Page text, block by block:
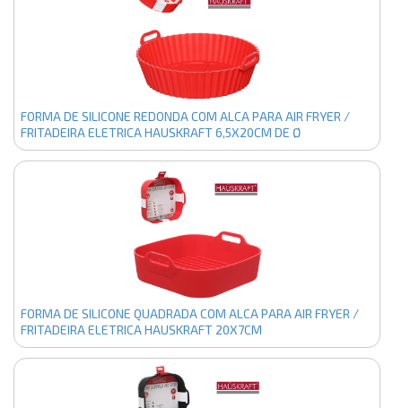
FORMA DE SILICONE REDONDA COM ALCA PARA AIR FRYER /
FRITADEIRA ELETRICA HAUSKRAFT 6,5X20CM DE Ø
FORMA DE SILICONE QUADRADA COM ALCA PARA AIR FRYER /
FRITADEIRA ELETRICA HAUSKRAFT 20X7CM